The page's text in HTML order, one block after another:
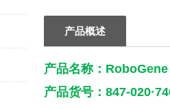
产品概述
产品名称： RoboGene
产品货号：847-